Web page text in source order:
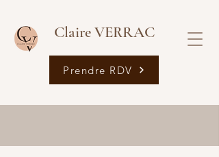
Claire VERRAC
Prendre RDV